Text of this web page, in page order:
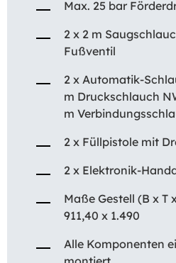
Max. 25 bar
2 x 2 m
Fußventil
2 x Automatik-
m Druckschlauch
m
2 x Füllpistole mit
2 x Elektronik-
Maße Gestell (B x T
911,40 x 1.490
Alle Komponenten